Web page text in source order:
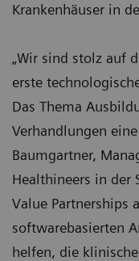
Krankenhäuser in
„Wir sind stolz auf
erste
Das Thema
Verhandlungen
Baumgartner,
Healthineers in der
Value Partnerships
softwarebasierten
helfen, die